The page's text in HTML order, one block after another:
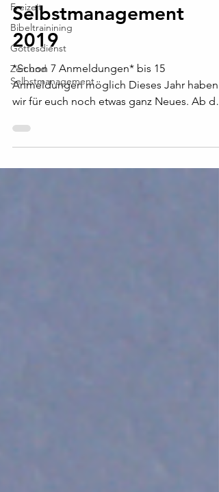
Freizeit
Bibeltrainining
Gottesdienst
Zeit und
Selbstmanagement
Selbstmanagement
2019
*Schon 7 Anmeldungen* bis 15
Anmeldungen möglich Dieses Jahr haben
wir für euch noch etwas ganz Neues. Ab